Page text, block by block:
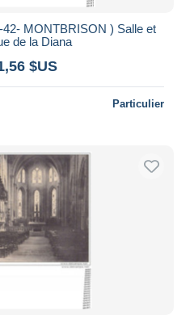
MONTBRISON ) Salle et
de la Diana
$US
Particulier